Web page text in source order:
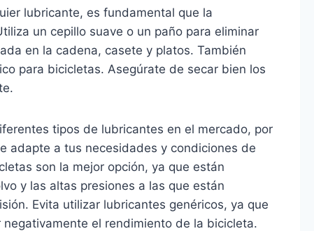
lubricante, es fundamental que la
un cepillo suave o un paño para eliminar
en la cadena, casete y platos. También
para bicicletas. Asegúrate de secar bien los
tipos de lubricantes en el mercado, por
adapte a tus necesidades y condiciones de
son la mejor opción, ya que están
y las altas presiones a las que están
Evita utilizar lubricantes genéricos, ya que
el rendimiento de la bicicleta.